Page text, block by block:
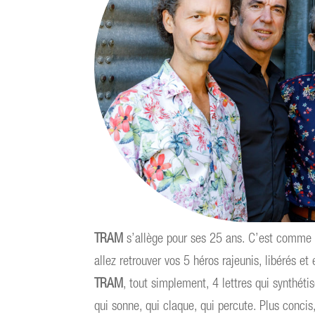
TRAM s’allège pour ses 25 ans. C’est
allez retrouver vos 5 héros rajeunis, libérés
TRAM, tout simplement, 4 lettres qui
qui sonne, qui claque, qui percute. Plus